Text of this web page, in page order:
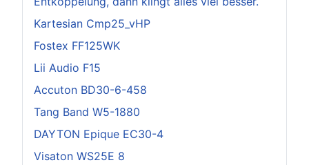
Kartesian Cmp25_vHP
Fostex FF125WK
Lii Audio F15
Accuton BD30-6-458
Tang Band W5-1880
DAYTON Epique EC30-4
Visaton WS25E 8